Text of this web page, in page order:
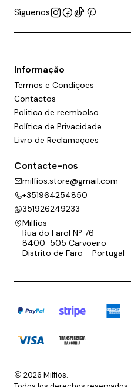
Síguenos
Informação
Termos e Condições
Contactos
Politica de reembolso
Política de Privacidade
Livro de Reclamações
Contacte-nos
milfios.store@gmail.com
+351964254850
351926249233
Milfios
Rua do Farol Nº 76
8400-505 Carvoeiro
Distrito de Faro - Portugal
2026 Milfios.